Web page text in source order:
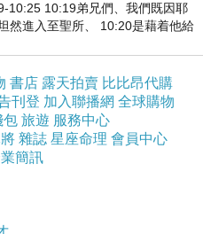
10:25 10:19弟兄們、我們既因耶
然進入至聖所、 10:20是藉着他給
新又活的路從幔子經過
書店 露天拍賣 比比昂代購
刊登 加入聯播網 全球購物
包 旅遊 服務中心
雜誌 星座命理 會員中心
簡訊